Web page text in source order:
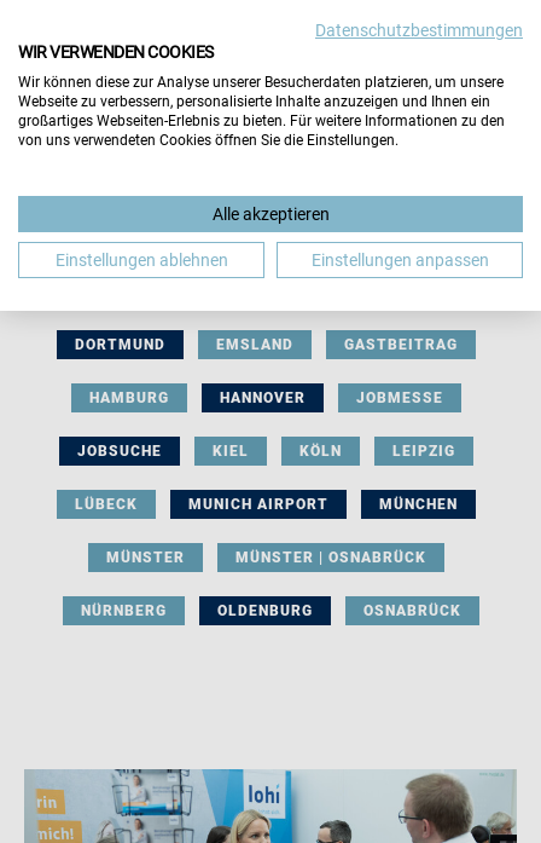
BERUFLICHE ORIENTIERUNG BEWERBUNG
DORTMUND EMSLAND GASTBEITRAG
HAMBURG HANNOVER JOBMESSE
JOBSUCHE KIEL KÖLN LEIPZIG
LÜBECK MUNICH AIRPORT MÜNCHEN
MÜNSTER MÜNSTER | OSNABRÜCK
NÜRNBERG OLDENBURG OSNABRÜCK
Datenschutzbestimmungen
WIR VERWENDEN COOKIES
Wir können diese zur Analyse unserer Besucherdaten platzieren, um unsere
Webseite zu verbessern, personalisierte Inhalte anzuzeigen und Ihnen ein
großartiges Webseiten-Erlebnis zu bieten. Für weitere Informationen zu den
von uns verwendeten Cookies öffnen Sie die Einstellungen.
Alle akzeptieren
Einstellungen ablehnen Einstellungen anpassen